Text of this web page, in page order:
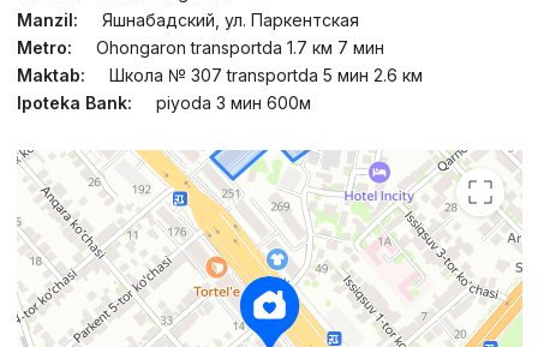
Manzil:
Яшнабадский, ул. Паркентская
Metro:
Ohongaron transportda 1.7 км 7 мин
Maktab:
Школа № 307 transportda 5 мин 2.6 км
Ipoteka Bank:
piyoda 3 мин 600м